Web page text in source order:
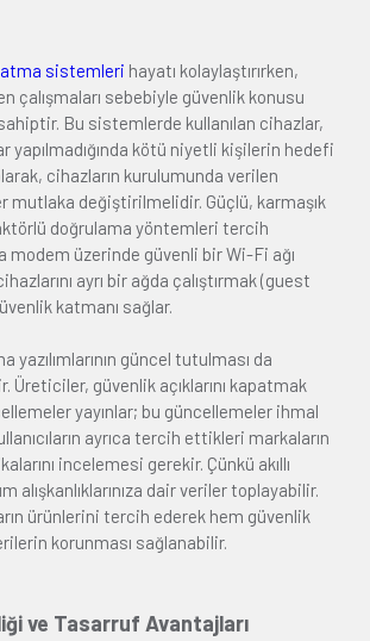
sistemleri hayatı kolaylaştırırken,
çalışmaları sebebiyle güvenlik konusu
Bu sistemlerde kullanılan cihazlar,
yapılmadığında kötü niyetli kişilerin hedefi
cihazların kurulumunda verilen
mutlaka değiştirilmelidir. Güçlü, karmaşık
doğrulama yöntemleri tercih
modem üzerinde güvenli bir Wi-Fi ağı
ayrı bir ağda çalıştırmak (guest
katmanı sağlar.
yazılımlarının güncel tutulması da
Üreticiler, güvenlik açıklarını kapatmak
yayınlar; bu güncellemeler ihmal
ayrıca tercih ettikleri markaların
incelemesi gerekir. Çünkü akıllı
alışkanlıklarınıza dair veriler toplayabilir.
ürünlerini tercih ederek hem güvenlik
korunması sağlanabilir.
ve Tasarruf Avantajları